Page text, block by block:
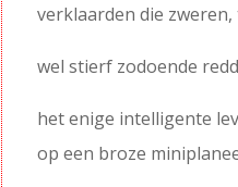
verklaarden die
wel stierf zodoende
het enige intelligente
op een broze